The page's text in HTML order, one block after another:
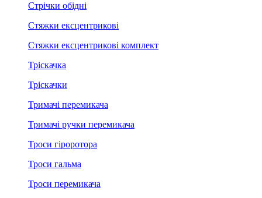
Стрічки обідні
Стяжки ексцентрикові
Стяжки ексцентрикові комплект
Тріскачка
Тріскачки
Тримачі перемикача
Тримачі ручки перемикача
Троси гіроротора
Троси гальма
Троси перемикача